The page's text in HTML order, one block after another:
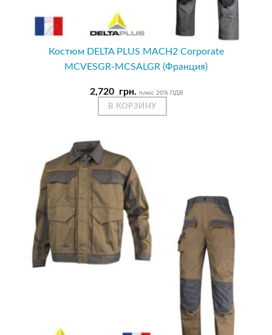
Костюм DELTA PLUS MACH2 Corporate
MCVESGR-MCSALGR (Франция)
2,720 грн. плюс 20% ПДВ
В КОРЗИНУ